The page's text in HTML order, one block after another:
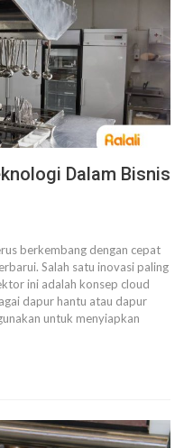
Dalam Bisnis
berkembang dengan cepat
Salah satu inovasi paling
ini adalah konsep cloud
dapur hantu atau dapur
untuk menyiapkan